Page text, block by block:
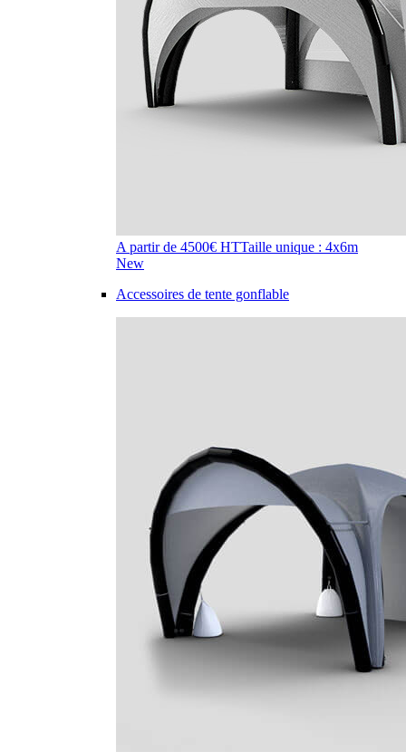
A partir de 4500€ HTTaille unique : 4x6m
New
Accessoires de tente gonflable